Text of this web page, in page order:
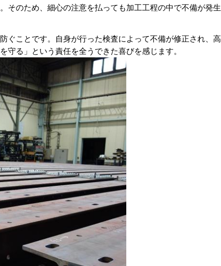
そのため、細心の注意を払っても加工工程の中で不備が発
ぐことです。自身が行った検査によって不備が修正され、
守る」という責任を全うできた喜びを感じます。